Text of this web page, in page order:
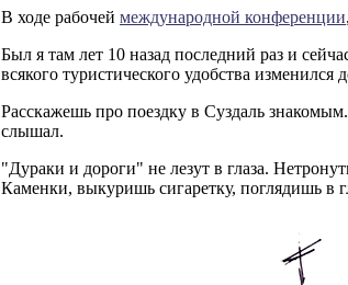
В ходе рабочей международной конференции
Был я там лет 10 назад последний раз и
всякого туристического удобства изменился
Расскажешь про поездку в Суздаль
слышал.
"Дураки и дороги" не лезут в глаза.
Каменки, выкуришь сигаретку, поглядишь в